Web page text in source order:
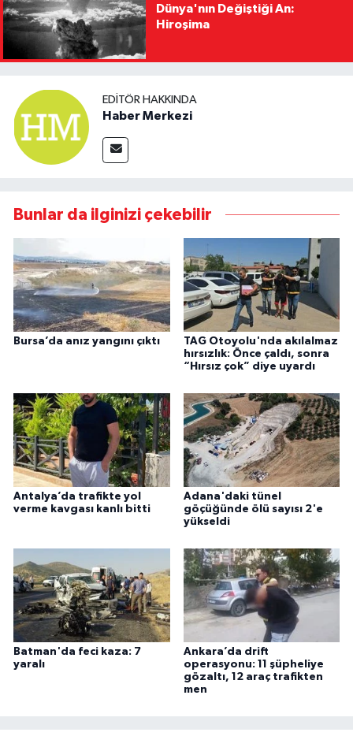
Dünya'nın Değiştiği An:
Hiroşima
EDITÖR HAKKINDA
Haber Merkezi
Bunlar da ilginizi çekebilir
Bursa’da anız yangını çıktı
TAG Otoyolu'nda akılalmaz
hırsızlık: Önce çaldı, sonra
“Hırsız çok” diye uyardı
Antalya’da trafikte yol
verme kavgası kanlı bitti
Adana'daki tünel
göçüğünde ölü sayısı 2'e
yükseldi
Batman'da feci kaza: 7
yaralı
Ankara’da drift
operasyonu: 11 şüpheliye
gözaltı, 12 araç trafikten
men